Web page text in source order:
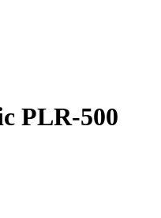
PLR-500